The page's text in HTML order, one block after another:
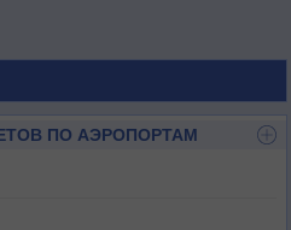
ПО АЭРОПОРТАМ